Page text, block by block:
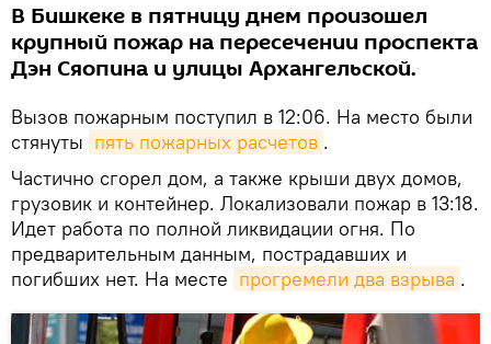
В Бишкеке в пятницу днем произошел
крупный пожар на пересечении проспекта
Дэн Сяопина и улицы Архангельской.
Вызов пожарным поступил в 12:06. На место были
стянуты пять пожарных расчетов .
Частично сгорел дом, а также крыши двух домов,
грузовик и контейнер. Локализовали пожар в 13:18.
Идет работа по полной ликвидации огня. По
предварительным данным, пострадавших и
погибших нет. На месте прогремели два взрыва .